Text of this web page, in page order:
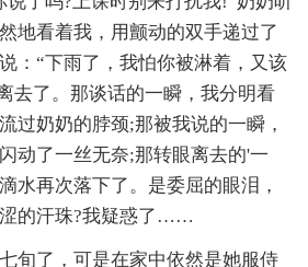
地看着我，用颤动的双手递过了
：“下雨了，我怕你被淋着，又该
去了。那谈话的一瞬，我分明看
过奶奶的脖颈;那被我说的一瞬，
动了一丝无奈;那转眼离去的'一
水再次落下了。是委屈的眼泪，
的汗珠?我疑惑了……
旬了，可是在家中依然是她服侍